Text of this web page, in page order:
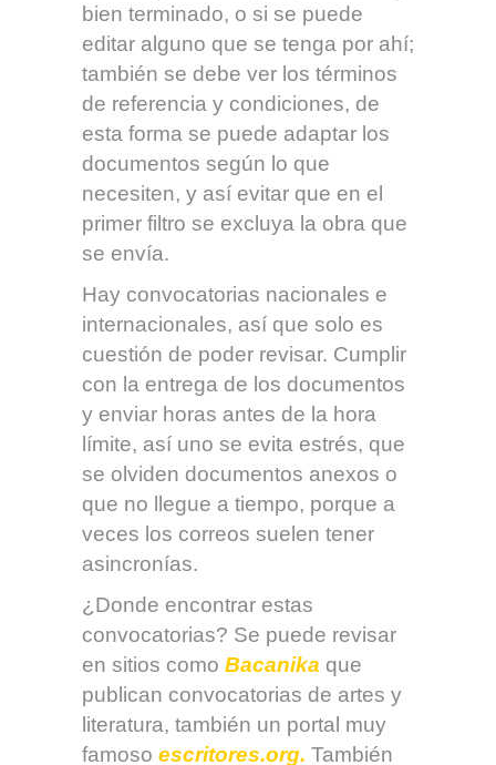
bien terminado, o si se puede
editar alguno que se tenga por ahí;
también se debe ver los términos
de referencia y condiciones, de
esta forma se puede adaptar los
documentos según lo que
necesiten, y así evitar que en el
primer filtro se excluya la obra que
se envía.
Hay convocatorias nacionales e
internacionales, así que solo es
cuestión de poder revisar. Cumplir
con la entrega de los documentos
y enviar horas antes de la hora
límite, así uno se evita estrés, que
se olviden documentos anexos o
que no llegue a tiempo, porque a
veces los correos suelen tener
asincronías.
¿Donde encontrar estas
convocatorias? Se puede revisar
en sitios como Bacanika que
publican convocatorias de artes y
literatura, también un portal muy
famoso escritores.org. También